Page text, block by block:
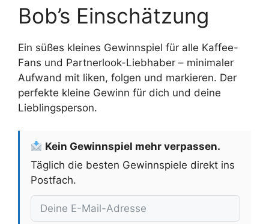
Bob’s Einschätzung
Ein süßes kleines Gewinnspiel für alle Kaffee-
Fans und Partnerlook-Liebhaber – minimaler
Aufwand mit liken, folgen und markieren. Der
perfekte kleine Gewinn für dich und deine
Lieblingsperson.
Kein Gewinnspiel mehr verpassen.
Täglich die besten Gewinnspiele direkt ins
Postfach.